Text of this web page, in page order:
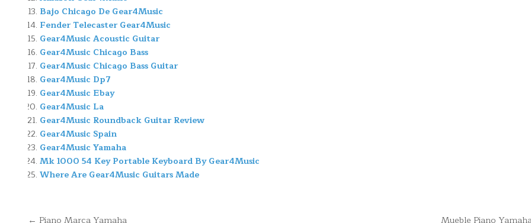
Bajo Chicago De Gear4Music
Fender Telecaster Gear4Music
Gear4Music Acoustic Guitar
Gear4Music Chicago Bass
Gear4Music Chicago Bass Guitar
Gear4Music Dp7
Gear4Music Ebay
Gear4Music La
Gear4Music Roundback Guitar Review
Gear4Music Spain
Gear4Music Yamaha
Mk 1000 54 Key Portable Keyboard By Gear4Music
Where Are Gear4Music Guitars Made
Mueble Piano
← Piano Marca Yamaha